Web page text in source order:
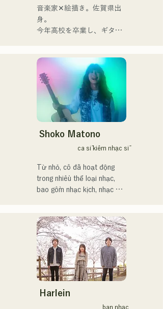
đôi khi mãnh liệt, kết hợp
với nguồn gốc âm nhạc đa
dạng của các thành viên, đã
cái tên "Reiwa Kayo Rock".
音楽家✕絵描き。佐賀県出
身。
今年高校を卒業し、ギター
行う傍ら、大胆な色彩感覚
を活かしたアート制作に励
む。枠に収まりきれないマ
ルチな表現スタイルを確立
するため、日々探求を続け
ている。現在はSNSを中心
に、自身の表現を発信中。
Shoko Matono
ca sĩ kiêm nhạc sĩ
Từ nhỏ, cô đã hoạt động
trong nhiều thể loại nhạc,
bao gồm nhạc kịch, nhạc
2011.
Cô đã xuất hiện trên nhiều
phương tiện truyền thông,
chủ yếu tại quê nhà
Fukuoka và Kyushu, và cũng
tham gia vào nhiều bài hát
và phim quảng cáo của các
Harlein
ban nhạc